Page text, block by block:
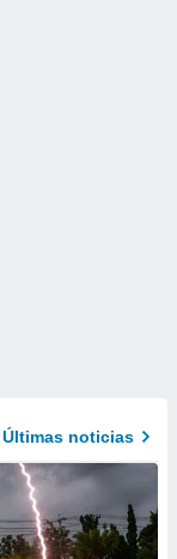
Últimas noticias